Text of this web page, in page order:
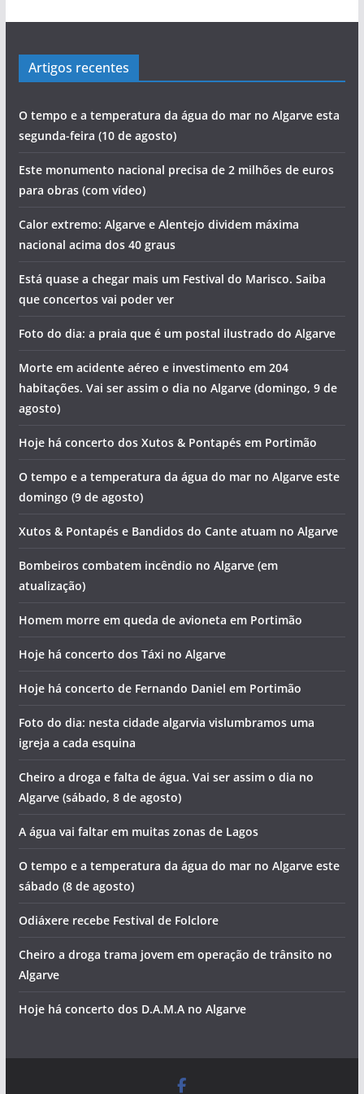
Artigos recentes
O tempo e a temperatura da água do mar no Algarve esta
segunda-feira (10 de agosto)
Este monumento nacional precisa de 2 milhões de euros
para obras (com vídeo)
Calor extremo: Algarve e Alentejo dividem máxima
nacional acima dos 40 graus
Está quase a chegar mais um Festival do Marisco. Saiba
que concertos vai poder ver
Foto do dia: a praia que é um postal ilustrado do Algarve
Morte em acidente aéreo e investimento em 204
habitações. Vai ser assim o dia no Algarve (domingo, 9 de
agosto)
Hoje há concerto dos Xutos & Pontapés em Portimão
O tempo e a temperatura da água do mar no Algarve este
domingo (9 de agosto)
Xutos & Pontapés e Bandidos do Cante atuam no Algarve
Bombeiros combatem incêndio no Algarve (em
atualização)
Homem morre em queda de avioneta em Portimão
Hoje há concerto dos Táxi no Algarve
Hoje há concerto de Fernando Daniel em Portimão
Foto do dia: nesta cidade algarvia vislumbramos uma
igreja a cada esquina
Cheiro a droga e falta de água. Vai ser assim o dia no
Algarve (sábado, 8 de agosto)
A água vai faltar em muitas zonas de Lagos
O tempo e a temperatura da água do mar no Algarve este
sábado (8 de agosto)
Odiáxere recebe Festival de Folclore
Cheiro a droga trama jovem em operação de trânsito no
Algarve
Hoje há concerto dos D.A.M.A no Algarve